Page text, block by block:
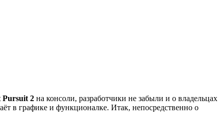
Pursuit 2 на консоли, разработчики не забыли и о владельцах
в графике и функционалке. Итак, непосредственно о